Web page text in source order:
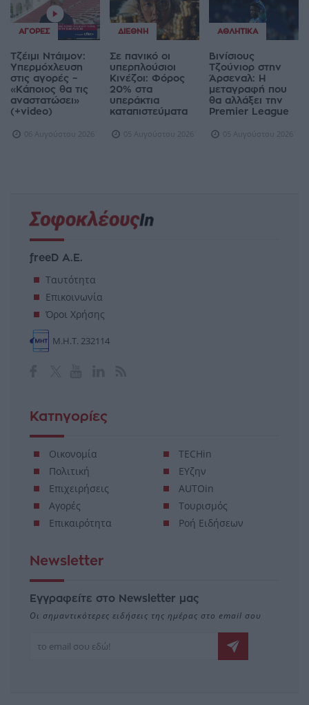
ΑΓΟΡΈΣ
Τζέιμι Ντάιμον:
Υπερμόχλευση
στις αγορές –
«Κάποιος θα τις
αναστατώσει»
(+video)
06 Αυγούστου 2026
ΔΙΕΘΝΉ
Σε πανικό οι
υπερπλούσιοι
Κινέζοι: Φόρος
20% στα
υπεράκτια
καταπιστεύματα
05 Αυγούστου 2026
ΑΘΛΗΤΙΚΆ
Βινίσιους
Τζούνιορ στην
Άρσεναλ: Η
μεταγραφή που
θα αλλάξει την
Premier League
05 Αυγούστου 2026
freeD Α.Ε.
Ταυτότητα
Επικοινωνία
Όροι Χρήσης
Μ.Η.Τ. 232114
Κατηγορίες
Οικονομία
Πολιτική
Επιχειρήσεις
Αγορές
Επικαιρότητα
TECHin
ΕΥζην
AUTOin
Τουρισμός
Ροή Ειδήσεων
Newsletter
Εγγραφείτε στο Newsletter μας
Οι σημαντικότερες ειδήσεις της ημέρας στο email σου